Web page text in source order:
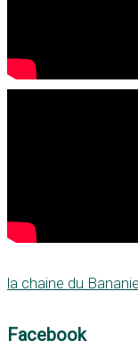
la chaine du
Facebook